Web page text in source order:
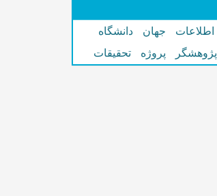
اطلاعات جهان
دانشگاه
پژوهشگر پروژه تحقیقات